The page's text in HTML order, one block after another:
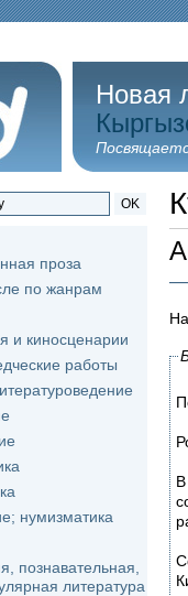
Новая
OK
проза
по жанрам
и киносценарии
работы
нумизматика
познавательная,
литература
—